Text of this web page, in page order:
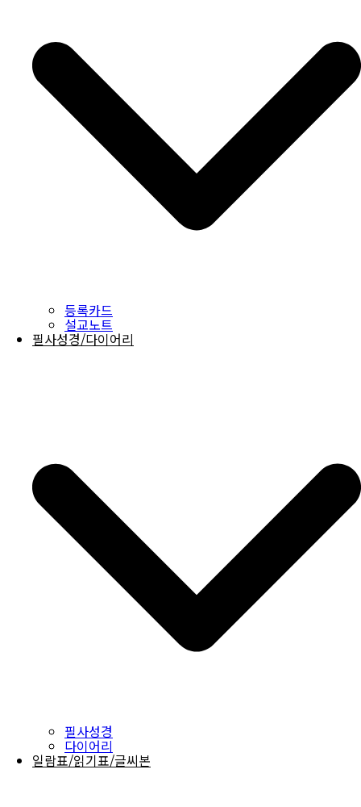
등록카드
설교노트
필사성경/다이어리
필사성경
다이어리
일람표/읽기표/글씨본